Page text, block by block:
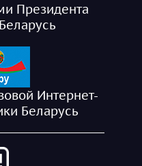
Президента
Интернет-
Беларусь